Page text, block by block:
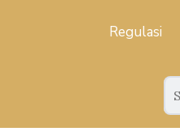
Regulasi